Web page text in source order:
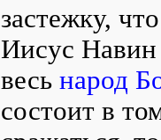
застежку,
Иисус Навин
весь народ
состоит в